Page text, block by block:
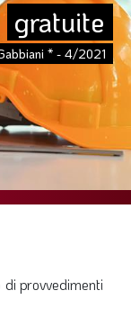
gratuite
* - 4/2021
provvedimenti